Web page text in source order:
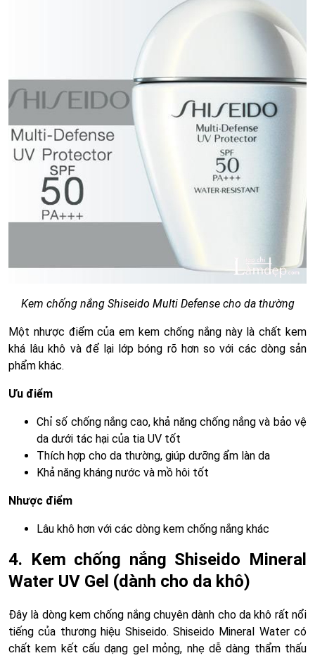
Kem chống nắng Shiseido Multi Defense cho da thường
Một nhược điểm của em kem chống nắng này là chất kem
khá lâu khô và để lại lớp bóng rõ hơn so với các dòng sản
phẩm khác.
Ưu điểm
Chỉ số chống nắng cao, khả năng chống nắng và bảo vệ
da dưới tác hại của tia UV tốt
Thích hợp cho da thường, giúp dưỡng ẩm làn da
Khả năng kháng nước và mồ hôi tốt
Nhược điểm
Lâu khô hơn với các dòng kem chống nắng khác
4. Kem chống nắng Shiseido Mineral
Water UV Gel (dành cho da khô)
Đây là dòng kem chống nắng chuyên dành cho da khô rất nổi
tiếng của thương hiệu Shiseido. Shiseido Mineral Water có
chất kem kết cấu dạng gel mỏng, nhẹ dễ dàng thẩm thấu